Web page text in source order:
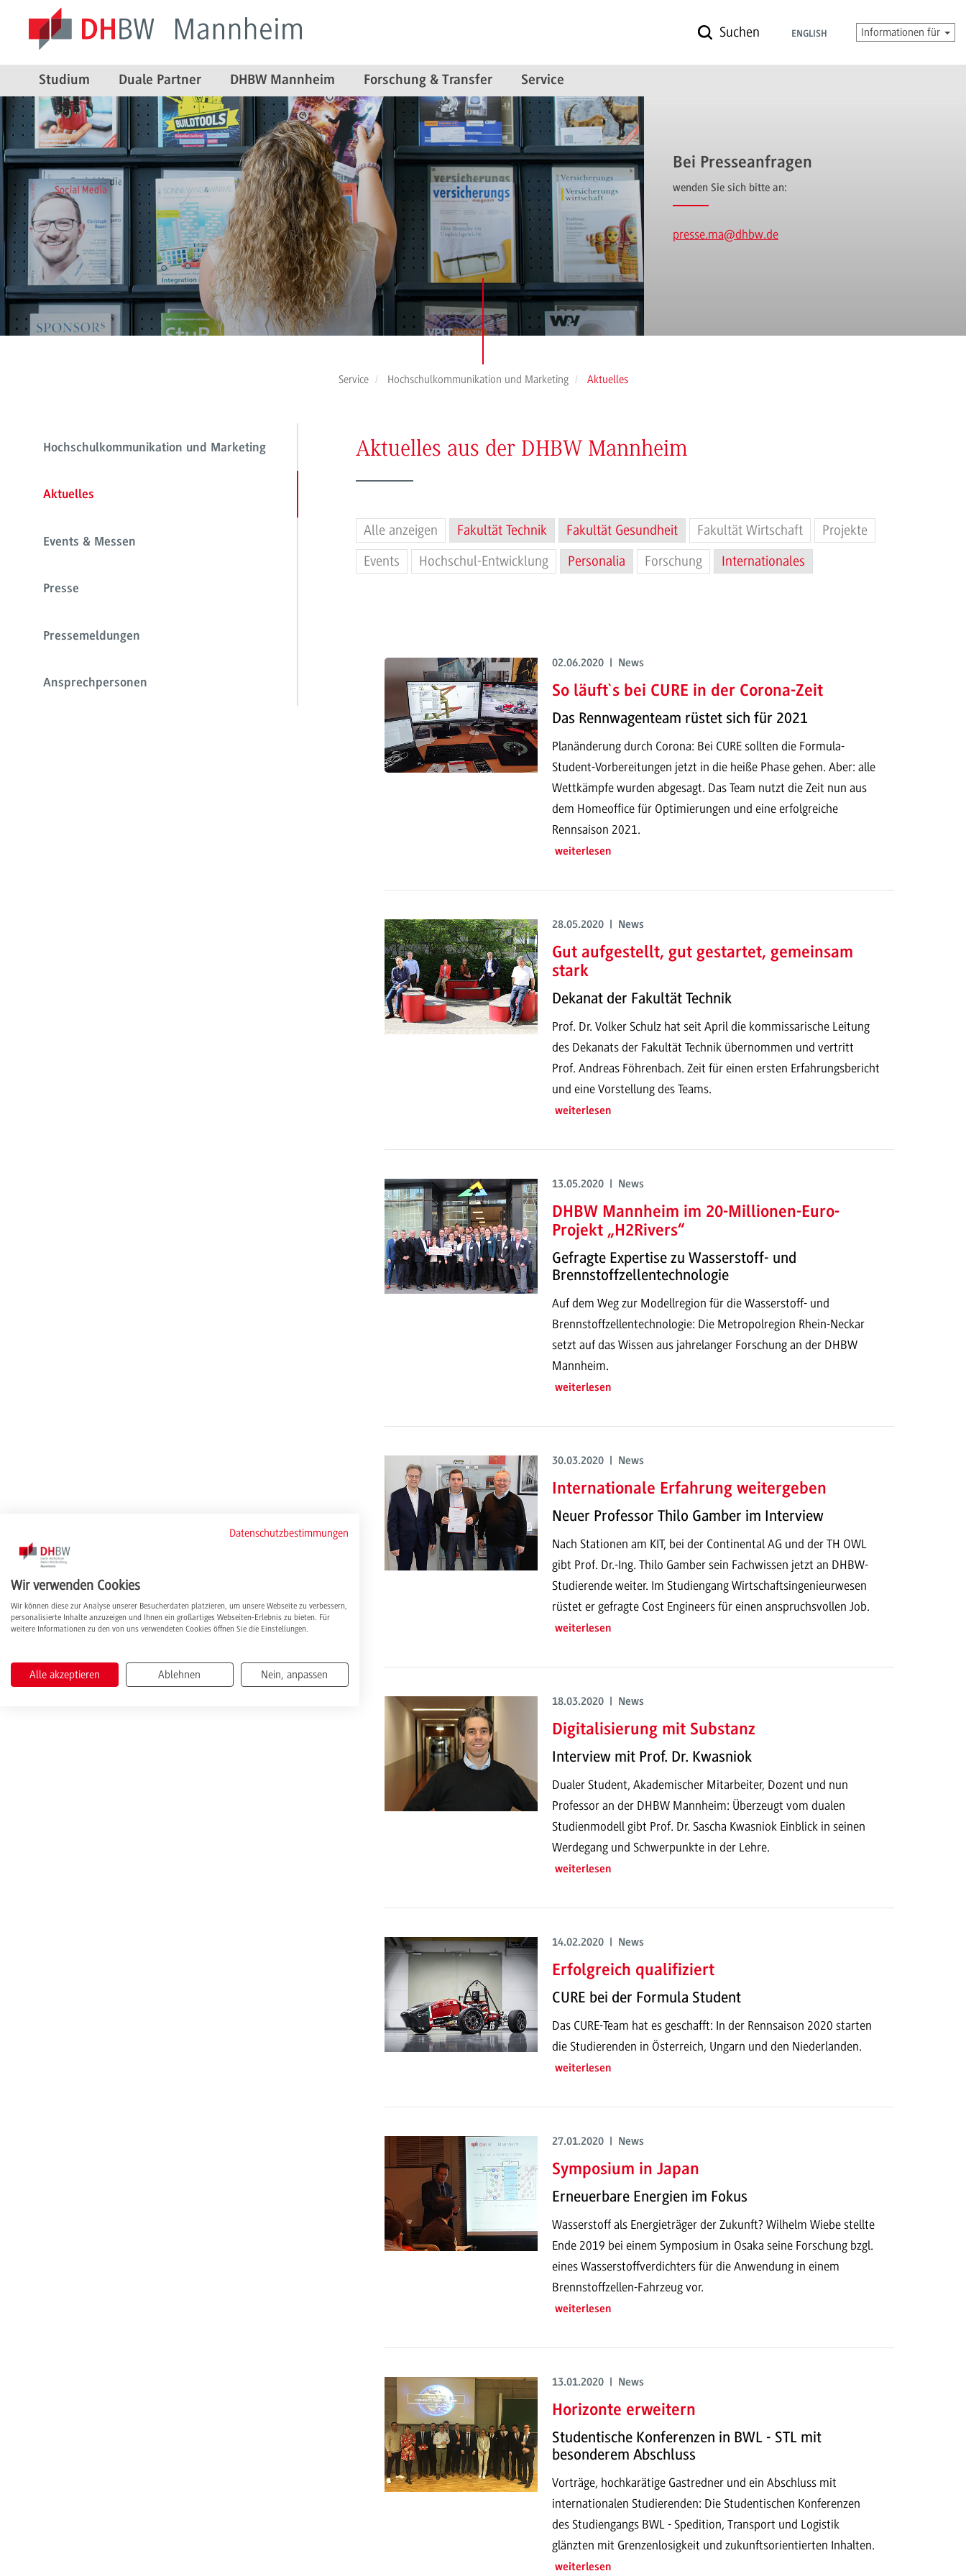
Suchen ENGLISH Informationen für
Studium Duale Partner DHBW Mannheim Forschung & Transfer Service
Bei Presseanfragen
wenden Sie sich bitte an:
presse.ma@dhbw.de
Service Hochschulkommunikation und Marketing Aktuelles
Hochschulkommunikation und Marketing
Aktuelles
Events & Messen
Presse
Pressemeldungen
Ansprechpersonen
Aktuelles aus der DHBW Mannheim
Alle anzeigen Fakultät Technik Fakultät Gesundheit Fakultät Wirtschaft
Projekte
Events
Hochschul-Entwicklung Personalia Forschung Internationales
02.06.2020 | News
So läuft`s bei CURE in der Corona-Zeit
Das Rennwagenteam rüstet sich für 2021
Planänderung durch Corona: Bei CURE sollten die Formula-
Student-Vorbereitungen jetzt in die heiße Phase gehen. Aber: alle
Wettkämpfe wurden abgesagt. Das Team nutzt die Zeit nun aus
dem Homeoffice für Optimierungen und eine erfolgreiche
Rennsaison 2021.
weiterlesen
28.05.2020 | News
Gut aufgestellt, gut gestartet, gemeinsam
stark
Dekanat der Fakultät Technik
Prof. Dr. Volker Schulz hat seit April die kommissarische Leitung
des Dekanats der Fakultät Technik übernommen und vertritt
Prof. Andreas Föhrenbach. Zeit für einen ersten Erfahrungsbericht
und eine Vorstellung des Teams.
weiterlesen
13.05.2020 | News
DHBW Mannheim im 20-Millionen-Euro-
Projekt „H2Rivers“
Gefragte Expertise zu Wasserstoff- und
Brennstoffzellentechnologie
Auf dem Weg zur Modellregion für die Wasserstoff- und
Brennstoffzellentechnologie: Die Metropolregion Rhein-Neckar
setzt auf das Wissen aus jahrelanger Forschung an der DHBW
Mannheim.
weiterlesen
30.03.2020 | News
Internationale Erfahrung weitergeben
Neuer Professor Thilo Gamber im Interview
Nach Stationen am KIT, bei der Continental AG und der TH OWL
gibt Prof. Dr.-Ing. Thilo Gamber sein Fachwissen jetzt an DHBW-
Studierende weiter. Im Studiengang Wirtschaftsingenieurwesen
rüstet er gefragte Cost Engineers für einen anspruchsvollen Job.
weiterlesen
18.03.2020 | News
Digitalisierung mit Substanz
Interview mit Prof. Dr. Kwasniok
Dualer Student, Akademischer Mitarbeiter, Dozent und nun
Professor an der DHBW Mannheim: Überzeugt vom dualen
Studienmodell gibt Prof. Dr. Sascha Kwasniok Einblick in seinen
Werdegang und Schwerpunkte in der Lehre.
weiterlesen
14.02.2020 | News
Erfolgreich qualifiziert
CURE bei der Formula Student
Das CURE-Team hat es geschafft: In der Rennsaison 2020 starten
die Studierenden in Österreich, Ungarn und den Niederlanden.
weiterlesen
27.01.2020 | News
Symposium in Japan
Erneuerbare Energien im Fokus
Wasserstoff als Energieträger der Zukunft? Wilhelm Wiebe stellte
Ende 2019 bei einem Symposium in Osaka seine Forschung bzgl.
eines Wasserstoffverdichters für die Anwendung in einem
Brennstoffzellen-Fahrzeug vor.
weiterlesen
13.01.2020 | News
Horizonte erweitern
Studentische Konferenzen in BWL - STL mit
besonderem Abschluss
Vorträge, hochkarätige Gastredner und ein Abschluss mit
internationalen Studierenden: Die Studentischen Konferenzen
des Studiengangs BWL - Spedition, Transport und Logistik
glänzten mit Grenzenlosigkeit und zukunftsorientierten Inhalten.
weiterlesen
Datenschutzbestimmungen
Wir verwenden Cookies
Wir können diese zur Analyse unserer Besucherdaten platzieren, um unsere Webseite zu verbessern,
personalisierte Inhalte anzuzeigen und Ihnen ein großartiges Webseiten-Erlebnis zu bieten. Für
weitere Informationen zu den von uns verwendeten Cookies öffnen Sie die Einstellungen.
Alle akzeptieren Ablehnen Nein, anpassen